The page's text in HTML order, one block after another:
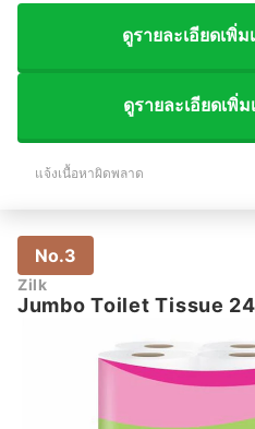
ดูรายละเอียดเพิ่
ดูรายละเอียดเพิ่
แจ้งเนื้อหาผิดพลาด
No.3
Zilk
Jumbo Toilet Tissue